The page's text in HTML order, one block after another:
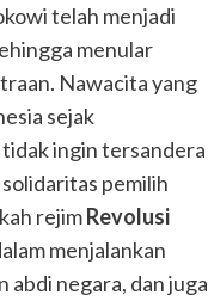
telah menjadi
menular
Nawacita yang
sejak
ingin tersandera
pemilih
rejimRevolusi
menjalankan
abdi negara, dan juga